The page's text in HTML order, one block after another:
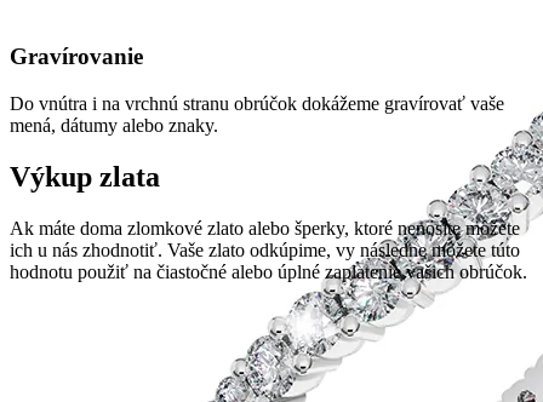
Gravírovanie
Do vnútra i na vrchnú stranu obrúčok dokážeme gravírovať vaše
mená, dátumy alebo znaky.
Výkup zlata
Ak máte doma zlomkové zlato alebo šperky, ktoré nenosíte môžete
ich u nás zhodnotiť. Vaše zlato odkúpime, vy následne môžete túto
hodnotu použiť na čiastočné alebo úplné zaplatenie vašich obrúčok.